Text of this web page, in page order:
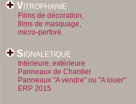
V ITROPHANIE
Films de décoration,
films de masquage,
micro-perforé.
S IGNALETIQUE
Intérieure, extérieure
Panneaux de Chantier
Panneaux "A vendre" ou "A louer"
ERP 2015